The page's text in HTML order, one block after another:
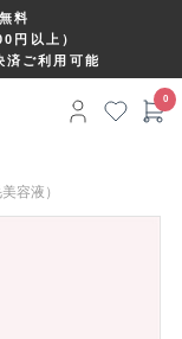
料
円以上）
ご利用可能
容液）